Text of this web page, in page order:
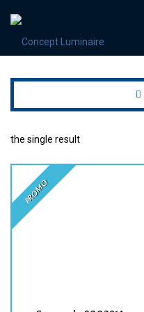
the single result
PROMO